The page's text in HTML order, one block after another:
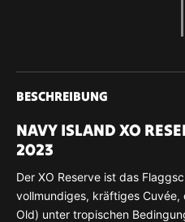
PX
Cask
Jamaica
Rum
Limited
Edition
2023
46%
PX
Cask
Jamaica
Edition
2023
46%
BESCHREIBUNG
NAVY ISLAND XO
2023
Der XO Reserve ist das
vollmundiges, kräftiges Cuvée,
Old) unter tropischen